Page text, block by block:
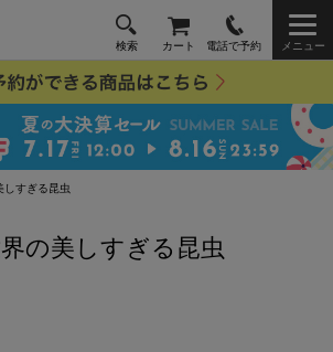
検索 カート 電話で予約 メニュー
すぎる昆虫
の美しすぎる昆虫